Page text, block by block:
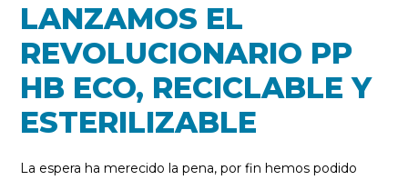
LANZAMOS EL
REVOLUCIONARIO PP
HB ECO, RECICLABLE Y
ESTERILIZABLE
La espera ha merecido la pena, por fin hemos podido